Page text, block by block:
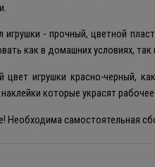
игрушки - прочный, цветной
как в домашних условиях,
цвет игрушки красно-черный,
которые украсят
Необходима самостоятельная